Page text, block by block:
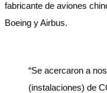
fabricante de aviones
Boeing y Airbus.
“Se acercaron a
(instalaciones) de